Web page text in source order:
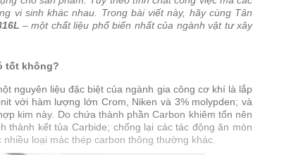
vi sinh khác nhau. Trong bài viết này, hãy cùng Tân
– một chất liệu phổ biến nhất của ngành vật tư xây
tốt không?
nguyên liệu đặc biệt của ngành gia công cơ khí là lắp
với hàm lượng lớn Crom, Niken và 3% molypden; và
kim này. Do chứa thành phần Carbon khiêm tốn nên
thành kết tủa Carbide; chống lại các tác động ăn mòn
loại mác thép carbon thông thường khác.